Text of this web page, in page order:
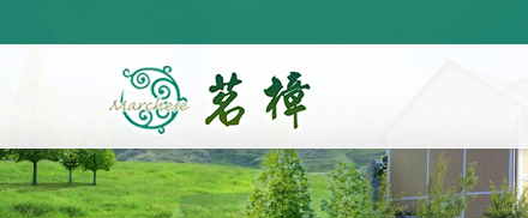
https://marchese.com.tw